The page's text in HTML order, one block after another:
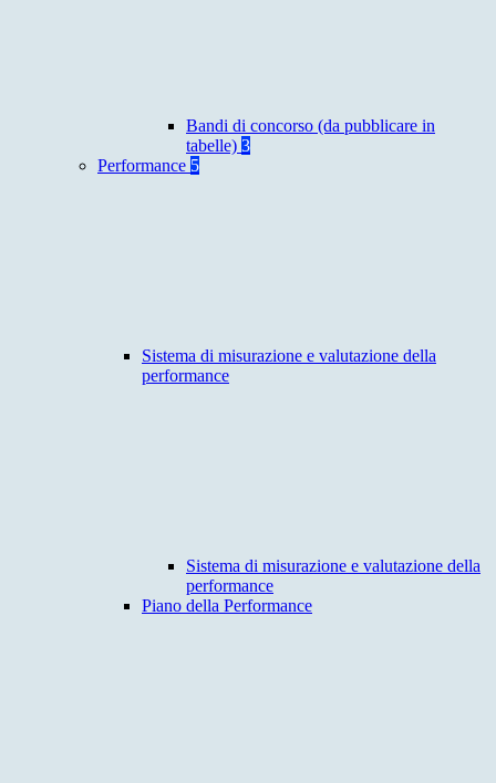
Bandi di concorso (da pubblicare in
tabelle) 3
Performance 5
Sistema di misurazione e valutazione della
performance
Sistema di misurazione e valutazione della
performance
Piano della Performance